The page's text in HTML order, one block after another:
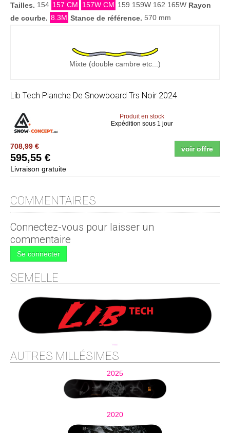
Tailles. 154 157 CM 157W CM 159 159W 162 165W Rayon
de courbe. 8.3M Stance de référence. 570 mm
Mixte (double cambre etc...)
Lib Tech Planche De Snowboard Trs Noir 2024
Produit en stock
Expédition sous 1 jour
708,99 €
595,55 €
Livraison gratuite
voir offre
COMMENTAIRES
Connectez-vous pour laisser un
commentaire
Se connecter
SEMELLE
AUTRES MILLÉSIMES
2025
2020